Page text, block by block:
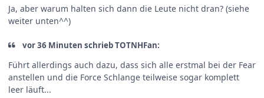
Ja, aber warum halten sich dann die Leute nicht dran? (siehe
weiter unten^^)
vor 36 Minuten schrieb TOTNHFan:
Führt allerdings auch dazu, dass sich alle erstmal bei der Fear
anstellen und die Force Schlange teilweise sogar komplett
leer läuft...